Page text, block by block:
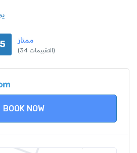
ممتاز
(34 التقييمات)
BOOK NOW